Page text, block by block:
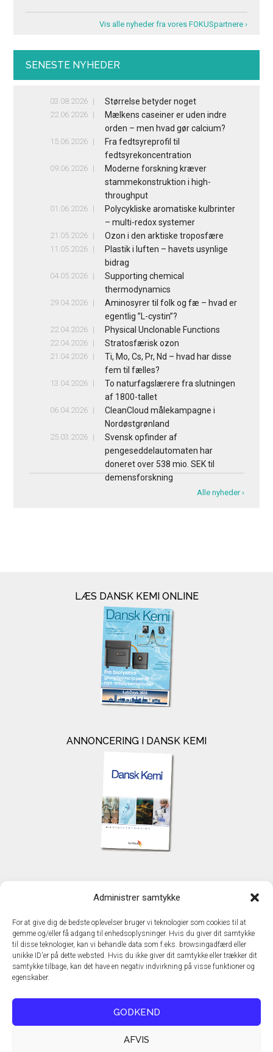
Administrer samtykke
For at give dig de bedste oplevelser bruger vi teknologier som cookies til at
gemme og/eller få adgang til enhedsoplysninger. Hvis du giver dit samtykke
til disse teknologier, kan vi behandle data som f.eks. browsingadfærd eller
unikke ID'er på dette websted. Hvis du ikke giver dit samtykke eller trækker dit
samtykke tilbage, kan det have en negativ indvirkning på visse funktioner og
egenskaber.
GODKEND
AFVIS
Vis alle nyheder fra vores FOKUSpartnere ›
SENESTE NYHEDER
03.08.2026 Størrelse betyder noget
22.06.2026
Mælkens caseiner er uden indre
orden – men hvad gør calcium?
15.06.2026
Fra fedtsyreprofil til
fedtsyrekoncentration
09.06.2026
Moderne forskning kræver
stammekonstruktion i high-
throughput
01.06.2026
Polycykliske aromatiske kulbrinter
– multi-redox systemer
21.05.2026 Ozon i den arktiske troposfære
11.05.2026
Plastik i luften – havets usynlige
bidrag
04.05.2026
Supporting chemical
thermodynamics
29.04.2026
Aminosyrer til folk og fæ – hvad er
egentlig ”L-cystin”?
22.04.2026 Physical Unclonable Functions
22.04.2026 Stratosfærisk ozon
21.04.2026
Ti, Mo, Cs, Pr, Nd – hvad har disse
fem til fælles?
13.04.2026
To naturfagslærere fra slutningen
af 1800-tallet
06.04.2026
CleanCloud målekampagne i
Nordøstgrønland
25.03.2026
Svensk opfinder af
pengeseddelautomaten har
doneret over 538 mio. SEK til
demensforskning
Alle nyheder ›
LÆS DANSK KEMI ONLINE
ANNONCERING I DANSK KEMI
TechMedia A/S
DK - 2600 Glostrup
www.techmedia.dk
Telefon: +45 43 24 26 28
E-mail:info@techmedia.dk